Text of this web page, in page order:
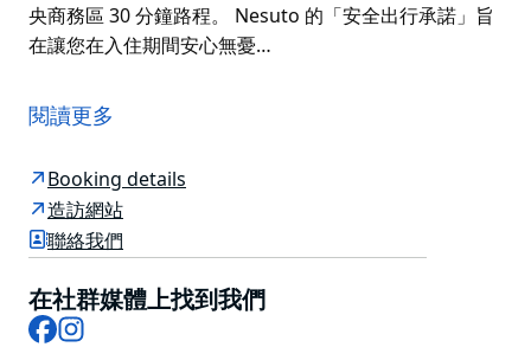
央商務區 30 分鐘路程。 Nesuto 的「安全出行承諾」旨
在讓您在入住期間安心無憂…
種設備齊全的公寓，包括單人公寓、一房公寓和兩房公
寓，是短期或長期住宿的理想選擇。單間公寓是飯店客房
寓非常適合需要更多空間的客人、家庭、同事或尋求賓至
如歸體驗的大型團體，同樣配備小廚房和洗衣設施、靈活
的床位安排和寬敞的起居空間。
大部分公寓（部分附陽台）可俯瞰帕拉馬塔市區和藍山；
其他公寓朝東，可俯瞰玫瑰山花園賽馬場、雪梨奧林匹克
閱讀更多
Booking details
造訪網站
聯絡我們
在社群媒體上找到我們
Facebook